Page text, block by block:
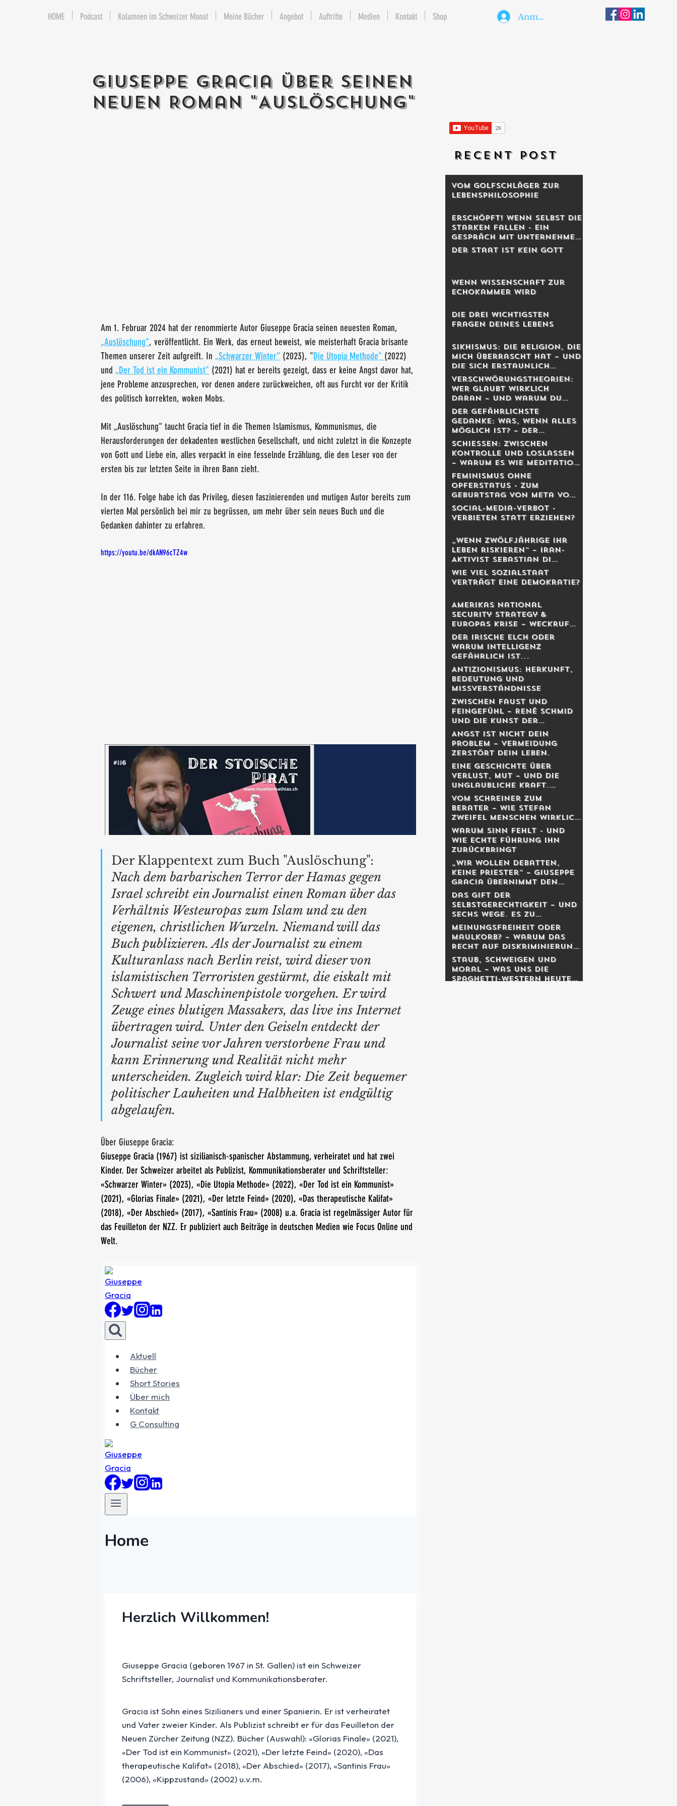
Anmelden
Giuseppe Gracia über seinen
neuen Roman "Auslöschung"
Am 1. Februar 2024 hat der renommierte Autor Giuseppe Gracia seinen neuesten Roman,
„Auslöschung“, veröffentlicht. Ein Werk, das erneut beweist, wie meisterhaft Gracia brisante
Themen unserer Zeit aufgreift. In „Schwarzer Winter“ (2023), "Die Utopia Methode" (2022)
und „Der Tod ist ein Kommunist" (2021) hat er bereits gezeigt, dass er keine Angst davor hat,
jene Probleme anzusprechen, vor denen andere zurückweichen, oft aus Furcht vor der Kritik
des politisch korrekten, woken Mobs.
Mit „Auslöschung“ taucht Gracia tief in die Themen Islamismus, Kommunismus, die
Herausforderungen der dekadenten westlichen Gesellschaft, und nicht zuletzt in die Konzepte
von Gott und Liebe ein, alles verpackt in eine fesselnde Erzählung, die den Leser von der
ersten bis zur letzten Seite in ihren Bann zieht.
In der 116. Folge habe ich das Privileg, diesen faszinierenden und mutigen Autor bereits zum
vierten Mal persönlich bei mir zu begrüssen, um mehr über sein neues Buch und die
Gedanken dahinter zu erfahren.
https://youtu.be/dkAN96cTZ4w
Der Klappentext zum Buch "Auslöschung":
Nach dem barbarischen Terror der Hamas gegen
Israel schreibt ein Journalist einen Roman über das
Verhältnis Westeuropas zum Islam und zu den
eigenen, christlichen Wurzeln. Niemand will das
Buch publizieren. Als der Journalist zu einem
Kulturanlass nach Berlin reist, wird dieser von
islamistischen Terroristen gestürmt, die eiskalt mit
Schwert und Maschinenpistole vorgehen. Er wird
Zeuge eines blutigen Massakers, das live ins Internet
übertragen wird. Unter den Geiseln entdeckt der
Journalist seine vor Jahren verstorbene Frau und
kann Erinnerung und Realität nicht mehr
unterscheiden. Zugleich wird klar: Die Zeit bequemer
politischer Lauheiten und Halbheiten ist endgültig
abgelaufen.
Über Giuseppe Gracia:
Giuseppe Gracia (1967) ist sizilianisch-spanischer Abstammung, verheiratet und hat zwei
Kinder. Der Schweizer arbeitet als Publizist, Kommunikationsberater und Schriftsteller:
«Schwarzer Winter» (2023), «Die Utopia Methode» (2022), «Der Tod ist ein Kommunist»
(2021), «Glorias Finale» (2021), «Der letzte Feind» (2020), «Das therapeutische Kalifat»
(2018), «Der Abschied» (2017), «Santinis Frau» (2008) u.a. Gracia ist regelmässiger Autor für
das Feuilleton der NZZ. Er publiziert auch Beiträge in deutschen Medien wie Focus Online und
Welt.
RECENT POST
Vom Golfschläger zur
Lebensphilosophie
Erschöpft! Wenn selbst die
Starken fallen - Ein
Gespräch mit Unternehmer
Lukas Jampen
Der Staat ist kein Gott
Wenn Wissenschaft zur
Echokammer wird
Die drei wichtigsten
Fragen deines Lebens
Sikhismus: Die Religion, die
mich überrascht hat – und
die sich erstaunlich
schweizerisch anfühlt
Verschwörungstheorien:
Wer glaubt wirklich
daran – und warum du
dich dabei wahrscheinlich
irrst
Der gefährlichste
Gedanke: Was, wenn alles
möglich ist? – Der
Schweizer Tom Clancy im
Gespräch
Schiessen: Zwischen
Kontrolle und Loslassen
– warum es wie Meditation
wirkt
Feminismus ohne
Opferstatus - Zum
Geburtstag von Meta von
Salis
Social-Media-Verbot -
Verbieten statt erziehen?
„Wenn Zwölfjährige ihr
Leben riskieren“ – Iran-
Aktivist Sebastian Di
Benedetto über
Revolution, Massaker und
das Schweigen des
Wie viel Sozialstaat
verträgt eine Demokratie?
Amerikas National
Security Strategy &
Europas Krise – Weckruf
oder Kriegserklärung?
Der irische Elch oder
warum Intelligenz
gefährlich ist...
Antizionismus: Herkunft,
Bedeutung und
Missverständnisse
Zwischen Faust und
Feingefühl – René Schmid
und die Kunst der
lebendigen Balance
Angst ist nicht dein
Problem – Vermeidung
zerstört dein Leben.
Eine Geschichte über
Verlust, Mut – und die
unglaubliche Kraft,
weiterzugehen.
Vom Schreiner zum
Berater – Wie Stefan
Zweifel Menschen wirklich
reicher macht
Warum Sinn fehlt - und
wie echte Führung ihn
zurückbringt
„Wir wollen Debatten,
keine Priester“ – Giuseppe
Gracia übernimmt den
Schweizer Monat
Das Gift der
Selbstgerechtigkeit – und
sechs Wege, es zu
entgiften
Meinungsfreiheit oder
Maulkorb? – Warum das
Recht auf Diskriminierung
die wahre Freiheit schützt
Staub, Schweigen und
Moral – was uns die
Spaghetti-Western heute
HOME Podcast Kolumnen im Schweizer Monat Meine Bücher Angebot Auftritte Medien Kontakt Shop